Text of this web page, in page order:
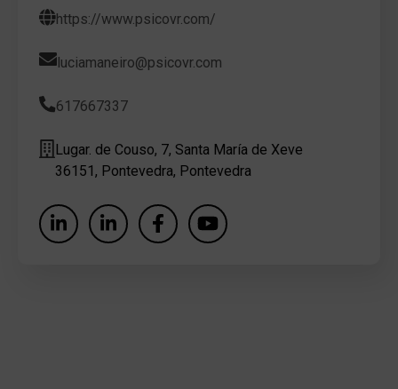
https://www.psicovr.com/
luciamaneiro@psicovr.com
617667337
Lugar. de Couso, 7, Santa María de Xeve
36151, Pontevedra, Pontevedra